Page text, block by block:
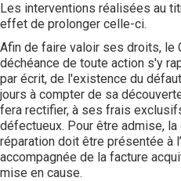
Les interventions réalisées au
effet de prolonger celle-ci.
Afin de faire valoir ses droits, le
déchéance de toute action s'y
par écrit, de l'existence du
jours à compter de sa
fera rectifier, à ses frais
défectueux. Pour être admise,
réparation doit être présentée à
accompagnée de la facture
mise en cause.